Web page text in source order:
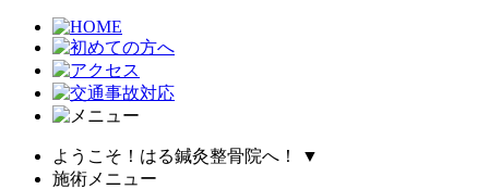
ようこそ！はる鍼灸整骨院へ！
▼
施術メニュー